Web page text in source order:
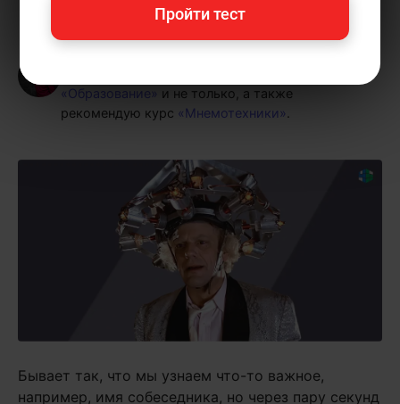
Елена Ланта— автор-популяризатор
«Образование»
и не только, а также
рекомендую курс «Мнемотехники»
Бывает так, что мы узнаем что-то важное,
например, имя собеседника, но через пару секунд
Пройти тест